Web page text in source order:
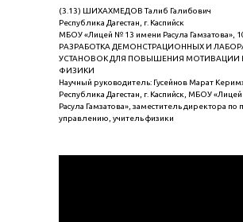
(3.13) ШИХАХМЕДОВ Талиб Галибович
Республика Дагестан, г. Каспийск
МБОУ «Лицей № 13 имени Расула Гамзатова»,
РАЗРАБОТКА ДЕМОНСТРАЦИОННЫХ И
УСТАНОВОК ДЛЯ ПОВЫШЕНИЯ МОТИВАЦИИ
ФИЗИКИ
Научный руководитель: Гусейнов Марат
Республика Дагестан, г. Каспийск, МБОУ
Расула Гамзатова», заместитель директора по
управлению, учитель физики